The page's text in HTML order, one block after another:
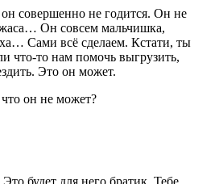
совершенно не годится. Он не
Он совсем мальчишка,
Сами всё сделаем. Кстати, ты
что-то нам помочь выгрузить,
Это он может.
он не может?